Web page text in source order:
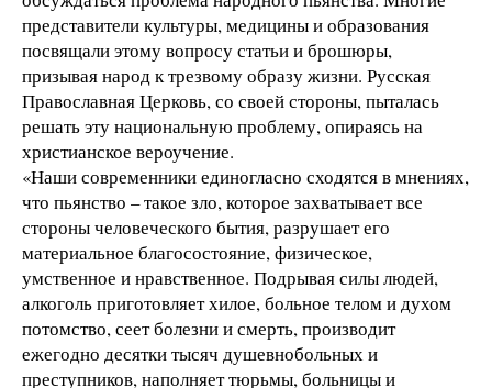
представители культуры, медицины и образования
посвящали этому вопросу статьи и брошюры,
призывая народ к трезвому образу жизни. Русская
Православная Церковь, со своей стороны, пыталась
решать эту национальную проблему, опираясь на
христианское вероучение.
«Наши современники единогласно сходятся в мнениях,
что пьянство – такое зло, которое захватывает все
стороны человеческого бытия, разрушает его
материальное благосостояние, физическое,
умственное и нравственное. Подрывая силы людей,
алкоголь приготовляет хилое, больное телом и духом
потомство, сеет болезни и смерть, производит
ежегодно десятки тысяч душевнобольных и
преступников, наполняет тюрьмы, больницы и